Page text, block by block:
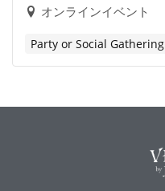
オンラインイベント
Party or Social Gathering